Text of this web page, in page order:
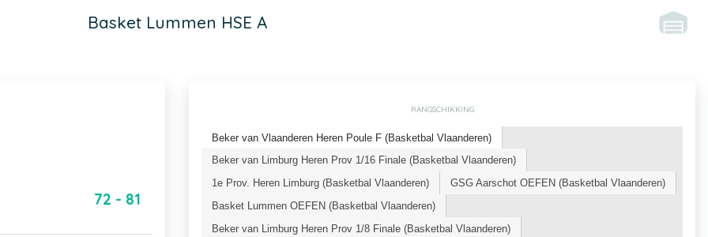
Basket Lummen HSE A
72 - 81
RANGSCHIKKING
Beker van Vlaanderen Heren Poule F (Basketbal Vlaanderen)
Beker van Limburg Heren Prov 1/16 Finale (Basketbal Vlaanderen)
1e Prov. Heren Limburg (Basketbal Vlaanderen)
GSG Aarschot OEFEN (Basketbal Vlaanderen)
Basket Lummen OEFEN (Basketbal Vlaanderen)
Beker van Limburg Heren Prov 1/8 Finale (Basketbal Vlaanderen)